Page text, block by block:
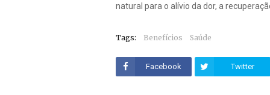
natural para o alívio da dor, a
Tags: Benefícios Saúde
Facebook Twitter